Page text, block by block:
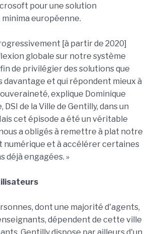
pour une solution
européenne.
[à partir de 2020]
globale sur notre système
de privilégier des solutions que
davantage et qui répondent mieux à
explique Dominique
DSI de la Ville de Gentilly, dans un
cet épisode a été un véritable
a obligés à remettre à plat notre
et à accélérer certaines
déjà engagées. »
dont une majorité d'agents,
dépendent de cette ville